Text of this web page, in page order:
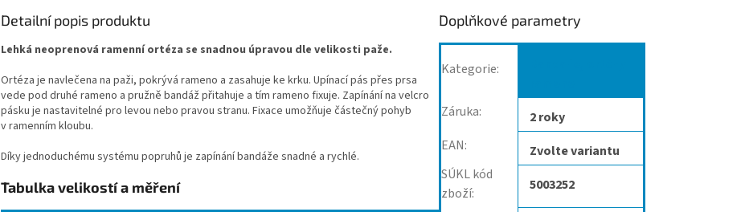
Detailní popis produktu
Lehká neoprenová ramenní ortéza se snadnou úpravou dle velikosti paže.
Ortéza je navlečena na paži, pokrývá rameno a zasahuje ke krku. Upínací pás přes prsa
vede pod druhé rameno a pružně bandáž přitahuje a tím rameno fixuje. Zapínání na velcro
pásku je nastavitelné pro levou nebo pravou stranu. Fixace umožňuje částečný pohyb
v ramenním kloubu.
Díky jednoduchému systému popruhů je zapínání bandáže snadné a rychlé.
Tabulka velikostí a měření
Doplňkové parametry
Kategorie:
Záruka:
2 roky
EAN:
Zvolte variantu
SÚKL kód
zboží: 5003252